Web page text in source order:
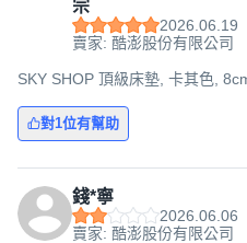
宗
2026.06.19
賣家: 酷澎股份有限公司
SKY SHOP 頂級床墊, 卡其色,
對1位有幫助
錢*寧
2026.06.06
賣家: 酷澎股份有限公司